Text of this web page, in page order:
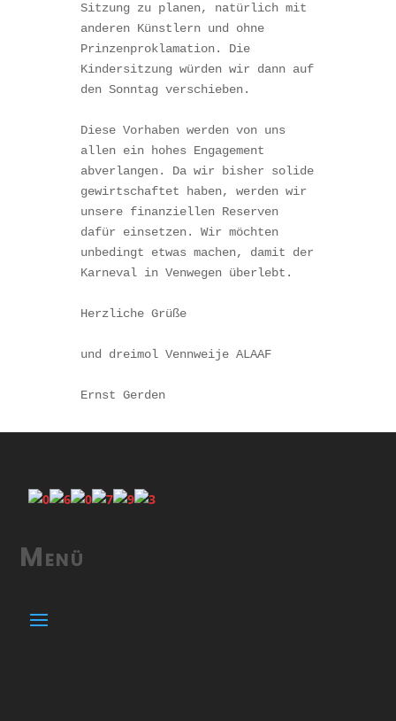
Sitzung zu planen, natürlich mit
anderen Künstlern und ohne
Prinzenproklamation. Die
Kindersitzung würden wir dann auf
den Sonntag verschieben.
Diese Vorhaben werden von uns
allen ein hohes Engagement
abverlangen. Da wir bisher solide
gewirtschaftet haben, werden wir
unsere finanziellen Reserven
dafür einsetzen. Wir möchten
unbedingt etwas machen, damit der
Karneval in Venwegen überlebt.
Herzliche Grüße
und dreimol Vennweije ALAAF
Ernst Gerden
Menü